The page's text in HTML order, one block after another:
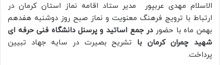
الاسلام مهدی عربپور مدیر ستاد اقامه نماز استان کرمان در
ارتباط با ترویج فرهنگ معنویت و نماز صبح روز دوشنبه هفدهم
بهمن ماه با حضوردر جمع اساتید و پرسنل دانشگاه فنی حرفه ای
شهید چمران کرمان با تشریح بصیرت در سایه جهاد تبیین
پرداخت.